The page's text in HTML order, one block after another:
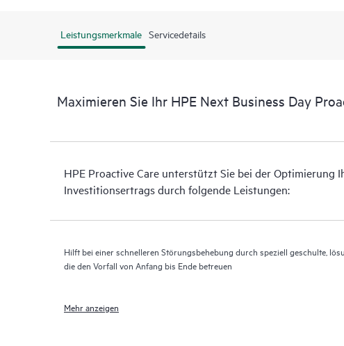
Leistungsmerkmale Servicedetails
Maximieren Sie Ihr HPE Next Business Day
HPE Proactive Care unterstützt Sie bei der Optimierung
Investitionsertrags durch folgende Leistungen:
Hilft bei einer schnelleren Störungsbehebung durch speziell geschulte,
die den Vorfall von Anfang bis Ende betreuen
Mehr anzeigen